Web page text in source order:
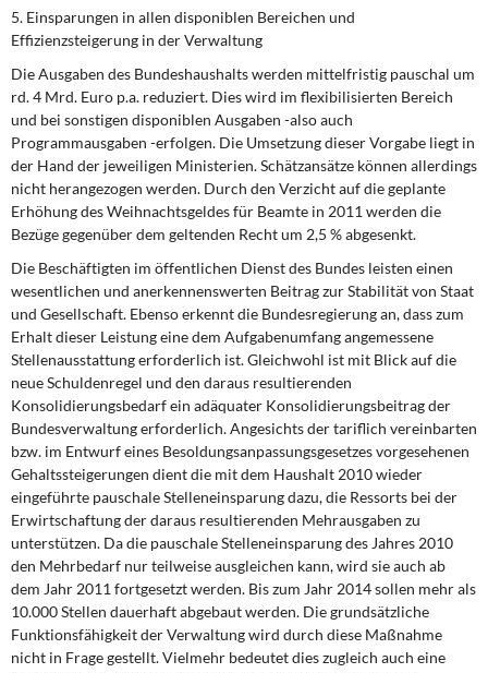
5. Einsparungen in allen disponiblen Bereichen und
Effizienzsteigerung in der Verwaltung
Die Ausgaben des Bundeshaushalts werden mittelfristig pauschal um
rd. 4 Mrd. Euro p.a. reduziert. Dies wird im flexibilisierten Bereich
und bei sonstigen disponiblen Ausgaben -also auch
Programmausgaben -erfolgen. Die Umsetzung dieser Vorgabe liegt in
der Hand der jeweiligen Ministerien. Schätzansätze können allerdings
nicht herangezogen werden. Durch den Verzicht auf die geplante
Erhöhung des Weihnachtsgeldes für Beamte in 2011 werden die
Bezüge gegenüber dem geltenden Recht um 2,5 % abgesenkt.
Die Beschäftigten im öffentlichen Dienst des Bundes leisten einen
wesentlichen und anerkennenswerten Beitrag zur Stabilität von Staat
und Gesellschaft. Ebenso erkennt die Bundesregierung an, dass zum
Erhalt dieser Leistung eine dem Aufgabenumfang angemessene
Stellenausstattung erforderlich ist. Gleichwohl ist mit Blick auf die
neue Schuldenregel und den daraus resultierenden
Konsolidierungsbedarf ein adäquater Konsolidierungsbeitrag der
Bundesverwaltung erforderlich. Angesichts der tariflich vereinbarten
bzw. im Entwurf eines Besoldungsanpassungsgesetzes vorgesehenen
Gehaltssteigerungen dient die mit dem Haushalt 2010 wieder
eingeführte pauschale Stelleneinsparung dazu, die Ressorts bei der
Erwirtschaftung der daraus resultierenden Mehrausgaben zu
unterstützen. Da die pauschale Stelleneinsparung des Jahres 2010
den Mehrbedarf nur teilweise ausgleichen kann, wird sie auch ab
dem Jahr 2011 fortgesetzt werden. Bis zum Jahr 2014 sollen mehr als
10.000 Stellen dauerhaft abgebaut werden. Die grundsätzliche
Funktionsfähigkeit der Verwaltung wird durch diese Maßnahme
nicht in Frage gestellt. Vielmehr bedeutet dies zugleich auch eine